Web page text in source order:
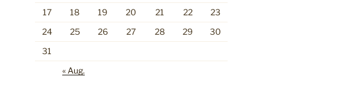
17
18 19 20 21 22
23
24
25 26 27 28 29
30
31
« Aug.